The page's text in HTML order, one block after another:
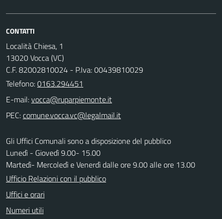
CONTATTI
Località Chiesa, 1
13020 Vocca (VC)
C.F. 82002810024 - P.Iva: 00439810029
Telefono:0163.294451
E-mail:
PEC:
Gli Uffici Comunali sono a disposizione del pubblico
Lunedì - Giovedì 9.00- 15.00
Martedì- Mercoledì e Venerdì dalle ore 9.00 alle ore 13.00
Ufficio Relazioni con il pubblico
Uffici e orari
Numeri utili